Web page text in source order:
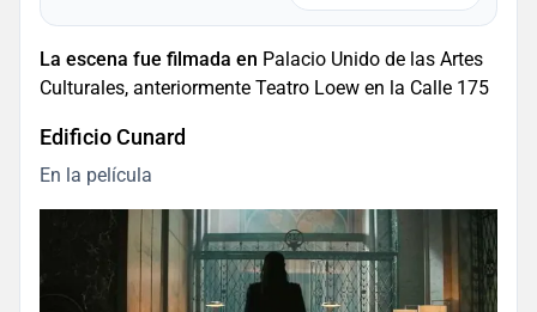
La escena fue filmada en Palacio Unido de las Artes
Culturales, anteriormente Teatro Loew en la Calle 175
Edificio Cunard
En la película